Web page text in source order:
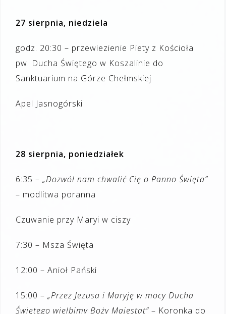
27 sierpnia, niedziela
godz. 20:30 – przewiezienie Piety z Kościoła
pw. Ducha Świętego w Koszalinie do
Sanktuarium na Górze Chełmskiej
Apel Jasnogórski
28 sierpnia, poniedziałek
6:35 – „Dozwól nam chwalić Cię o Panno Święta”
– modlitwa poranna
Czuwanie przy Maryi w ciszy
7:30 – Msza Święta
12:00 – Anioł Pański
15:00 – „Przez Jezusa i Maryję w mocy Ducha
Świętego wielbimy Boży Majestat” – Koronka do